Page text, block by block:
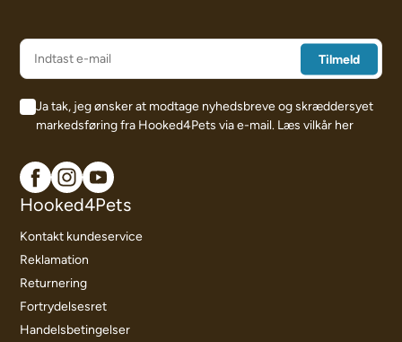
Ja tak, jeg ønsker at modtage nyhedsbreve og skræddersyet
markedsføring fra Hooked4Pets via e-mail. Læs vilkår her
Hooked4Pets
Kontakt kundeservice
Reklamation
Returnering
Fortrydelsesret
Handelsbetingelser